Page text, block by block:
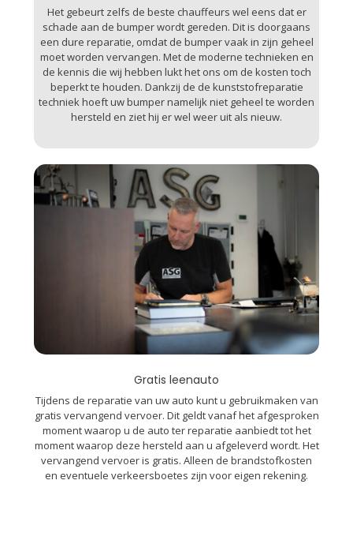
Het gebeurt zelfs de beste chauffeurs wel eens dat er
schade aan de bumper wordt gereden. Dit is doorgaans
een dure reparatie, omdat de bumper vaak in zijn geheel
moet worden vervangen. Met de moderne technieken en
de kennis die wij hebben lukt het ons om de kosten toch
beperkt te houden. Dankzij de de kunststofreparatie
techniek hoeft uw bumper namelijk niet geheel te worden
hersteld en ziet hij er wel weer uit als nieuw.
Gratis leenauto
Tijdens de reparatie van uw auto kunt u gebruikmaken van
gratis vervangend vervoer. Dit geldt vanaf het afgesproken
moment waarop u de auto ter reparatie aanbiedt tot het
moment waarop deze hersteld aan u afgeleverd wordt. Het
vervangend vervoer is gratis. Alleen de brandstofkosten
en eventuele verkeersboetes zijn voor eigen rekening.